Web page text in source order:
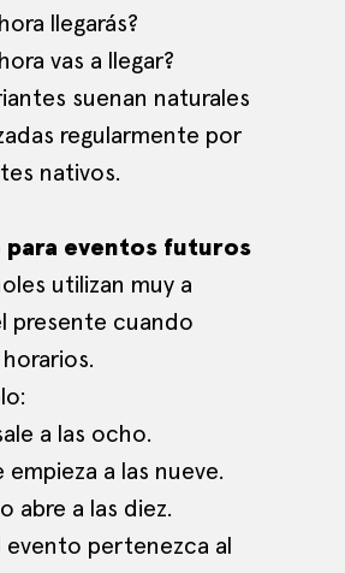
llegarás?
vas a llegar?
suenan naturales
regularmente por
nativos.
para eventos futuros
utilizan muy a
presente cuando
a las ocho.
empieza a las nueve.
abre a las diez.
evento pertenezca al